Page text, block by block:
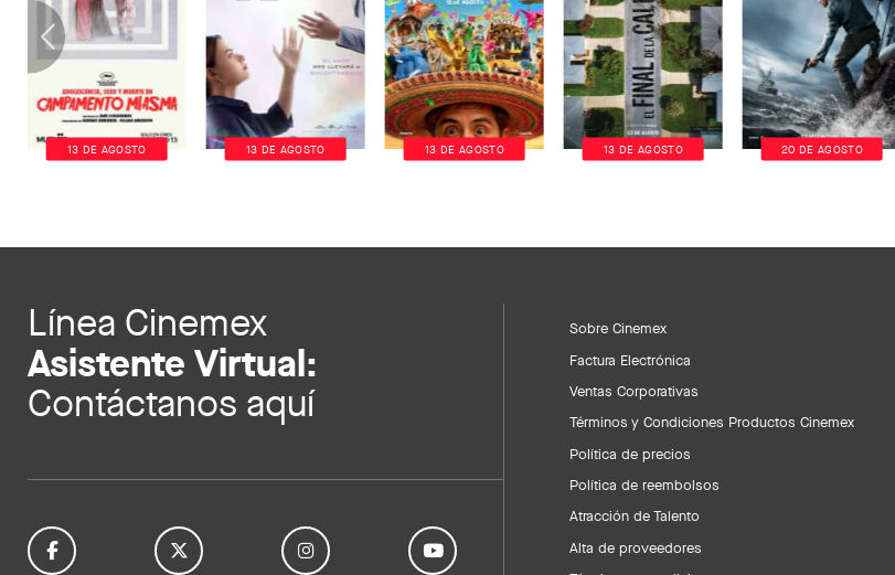
13 DE AGOSTO 13 DE AGOSTO 13 DE AGOSTO 13 DE AGOSTO 20 DE AGOSTO
Línea Cinemex
Asistente Virtual:
Contáctanos aquí
Sobre Cinemex
Factura Electrónica
Ventas Corporativas
Términos y Condiciones Productos Cinemex
Política de precios
Política de reembolsos
Atracción de Talento
Alta de proveedores